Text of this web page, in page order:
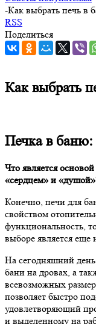
-Как выбрать печь в
RSS
Поделиться
Как выбрать
Печка в баню:
Что является
«сердцем» и
Конечно, печи для
свойством
функциональность,
выборе является еще
На сегодняшний
бани на дровах, а
всевозможных
позволяет быстро
удовлетворяющий
и выделенному на